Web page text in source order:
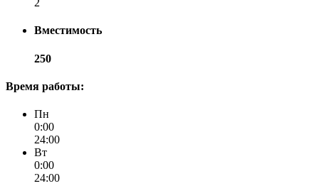
2
Вместимость
250
Время работы:
Пн
0:00
24:00
Вт
0:00
24:00